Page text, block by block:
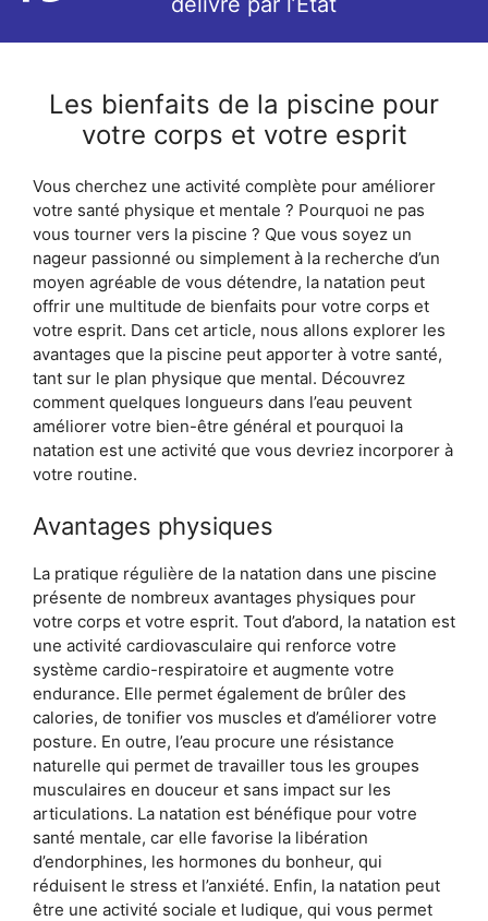
Les bienfaits de la piscine pour
votre corps et votre esprit
Vous cherchez une activité complète pour améliorer
votre santé physique et mentale ? Pourquoi ne pas
vous tourner vers la piscine ? Que vous soyez un
nageur passionné ou simplement à la recherche d’un
moyen agréable de vous détendre, la natation peut
offrir une multitude de bienfaits pour votre corps et
votre esprit. Dans cet article, nous allons explorer les
avantages que la piscine peut apporter à votre santé,
tant sur le plan physique que mental. Découvrez
comment quelques longueurs dans l’eau peuvent
améliorer votre bien-être général et pourquoi la
natation est une activité que vous devriez incorporer à
votre routine.
Avantages physiques
La pratique régulière de la natation dans une piscine
présente de nombreux avantages physiques pour
votre corps et votre esprit. Tout d’abord, la natation est
une activité cardiovasculaire qui renforce votre
système cardio-respiratoire et augmente votre
endurance. Elle permet également de brûler des
calories, de tonifier vos muscles et d’améliorer votre
posture. En outre, l’eau procure une résistance
naturelle qui permet de travailler tous les groupes
musculaires en douceur et sans impact sur les
articulations. La natation est bénéfique pour votre
santé mentale, car elle favorise la libération
d’endorphines, les hormones du bonheur, qui
réduisent le stress et l’anxiété. Enfin, la natation peut
être une activité sociale et ludique, qui vous permet